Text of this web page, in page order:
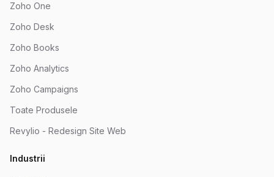
Zoho One
Zoho Desk
Zoho Books
Zoho Analytics
Zoho Campaigns
Toate Produsele
Revylio - Redesign Site Web
Industrii